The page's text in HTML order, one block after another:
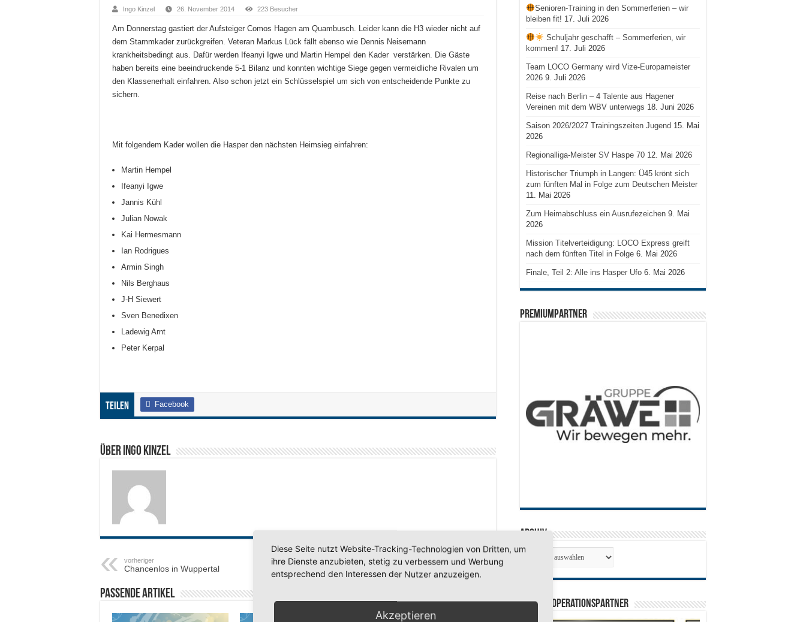
Ingo Kinzel 26. November 2014 223 Besucher
Am Donnerstag gastiert der Aufsteiger Comos Hagen am Quambusch. Leider kann die H3 wieder nicht auf
dem Stammkader zurückgreifen. Veteran Markus Lück fällt ebenso wie Dennis Neisemann
krankheitsbedingt aus. Dafür werden Ifeanyi Igwe und Martin Hempel den Kader verstärken. Die Gäste
haben bereits eine beeindruckende 5-1 Bilanz und konnten wichtige Siege gegen vermeidliche Rivalen um
den Klassenerhalt einfahren. Also schon jetzt ein Schlüsselspiel um sich von entscheidende Punkte zu
sichern.
Mit folgendem Kader wollen die Hasper den nächsten Heimsieg einfahren:
Martin Hempel
Ifeanyi Igwe
Jannis Kühl
Julian Nowak
Kai Hermesmann
Ian Rodrigues
Armin Singh
Nils Berghaus
J-H Siewert
Sven Benedixen
Ladewig Arnt
Peter Kerpal
Teilen Facebook
Über Ingo Kinzel
vorheriger
Chancenlos in Wuppertal
nächster
Hasper Adventsmarkt
Passende Artikel
Senioren-Training in den Sommerferien – wir
bleiben fit! 17. Juli 2026
Schuljahr geschafft – Sommerferien, wir
kommen! 17. Juli 2026
Team LOCO Germany wird Vize-Europameister
2026 9. Juli 2026
Reise nach Berlin – 4 Talente aus Hagener
Vereinen mit dem WBV unterwegs 18. Juni 2026
Saison 2026/2027 Trainingszeiten Jugend 15. Mai
2026
Regionalliga-Meister SV Haspe 70 12. Mai 2026
Historischer Triumph in Langen: Ü45 krönt sich
zum fünften Mal in Folge zum Deutschen Meister
11. Mai 2026
Zum Heimabschluss ein Ausrufezeichen 9. Mai
2026
Mission Titelverteidigung: LOCO Express greift
nach dem fünften Titel in Folge 6. Mai 2026
Finale, Teil 2: Alle ins Hasper Ufo 6. Mai 2026
PREMIUMPARTNER
Archiv
SV 70 Kooperationspartner
Diese Seite nutzt Website-Tracking-Technologien von Dritten, um
ihre Dienste anzubieten, stetig zu verbessern und Werbung
entsprechend den Interessen der Nutzer anzuzeigen.
Akzeptieren